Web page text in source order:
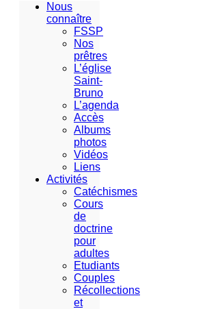
Nous
connaître
FSSP
Nos
prêtres
L’église
Saint-
Bruno
L’agenda
Accès
Albums
photos
Vidéos
Liens
Activités
Catéchismes
Cours
de
doctrine
pour
adultes
Etudiants
Couples
Récollections
et